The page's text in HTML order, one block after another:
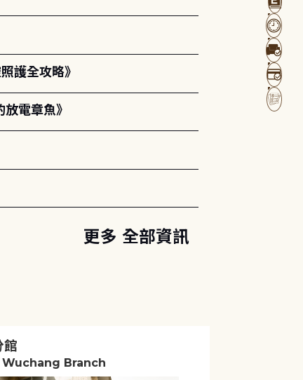
護全攻略》
電章魚》
更多 全部資訊
館
Branch